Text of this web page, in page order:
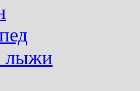
лыжи